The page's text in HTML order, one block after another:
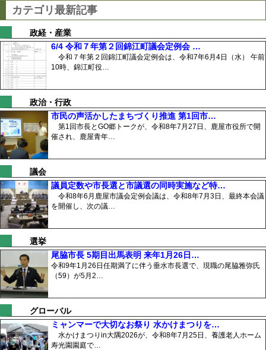
カテゴリ最新記事
政経・産業
6/4 令和７年第２回錦江町議会定例会 …
令和７年第２回錦江町議会定例会は、令和7年6月4日（水） 午前
10時、錦江町役…
政治・行政
市民の声活かしたまちづくり推進 第1回市…
第1回市長とGO郷トークが、令和8年7月27日、鹿屋市役所で開
催され、鹿屋青年…
議会
議員定数や市長選と市議選の同時実施など特…
令和8年6月鹿屋市議会定例会議は、令和8年7月3日、最終本会議
を開催し、次の議…
選挙
尾脇市長 5期目出馬表明 来年1月26日…
令和9年1月26日任期満了に伴う垂水市長選で、現職の尾脇雅弥氏
（59）が5月2…
グローバル
ミャンマーで大切なお祭り 水かけまつりを…
水かけまつりin大隅2026が、令和8年7月25日、養護老人ホーム
寿光園園庭で…